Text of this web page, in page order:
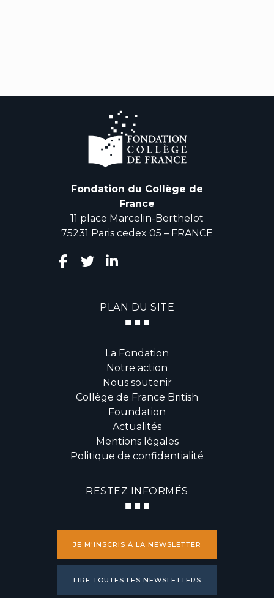
Fondation du Collège de
France
11 place Marcelin-Berthelot
75231 Paris cedex 05 – FRANCE
PLAN DU SITE
La Fondation
Notre action
Nous soutenir
Collège de France British
Foundation
Actualités
Mentions légales
Politique de confidentialité
RESTEZ INFORMÉS
JE M'INSCRIS À LA NEWSLETTER
LIRE TOUTES LES NEWSLETTERS